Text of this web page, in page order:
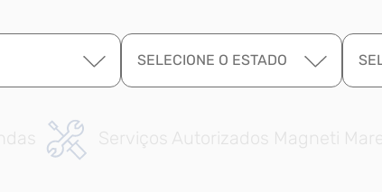
SELECIONE O ESTADO
Serviços Autorizados Magneti